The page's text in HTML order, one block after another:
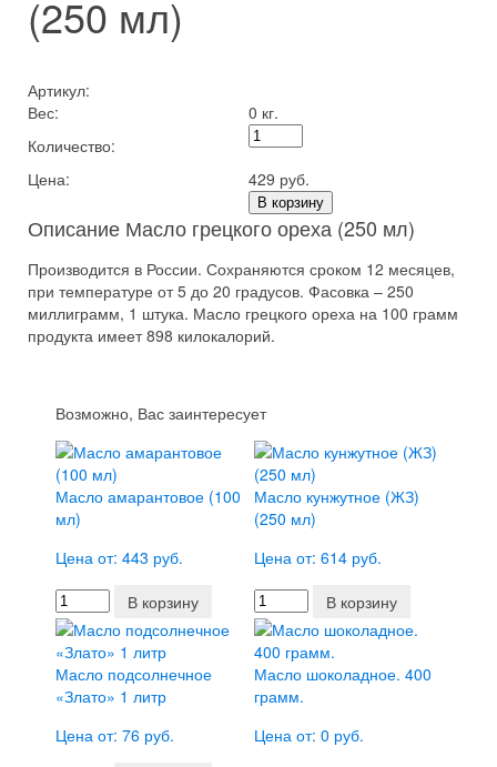
(250 мл)
Артикул:
Вес:
0 кг.
Количество:
Цена:
429 руб.
В корзину
Описание Масло грецкого ореха (250 мл)
Производится в России. Сохраняются сроком 12 месяцев,
при температуре от 5 до 20 градусов. Фасовка – 250
миллиграмм, 1 штука. Масло грецкого ореха на 100 грамм
продукта имеет 898 килокалорий.
Возможно, Вас заинтересует
Масло амарантовое (100
мл)
Цена от: 443 руб.
В корзину
Масло кунжутное (ЖЗ)
(250 мл)
Цена от: 614 руб.
В корзину
Масло подсолнечное
«Злато» 1 литр
Цена от: 76 руб.
Масло шоколадное. 400
грамм.
Цена от: 0 руб.